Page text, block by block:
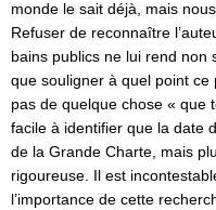
monde le sait déjà, mais
Refuser de reconnaître
bains publics ne lui rend non
que souligner à quel point ce
pas de quelque chose « que
facile à identifier que la date
de la Grande Charte, mais
rigoureuse. Il est
l’importance de cette